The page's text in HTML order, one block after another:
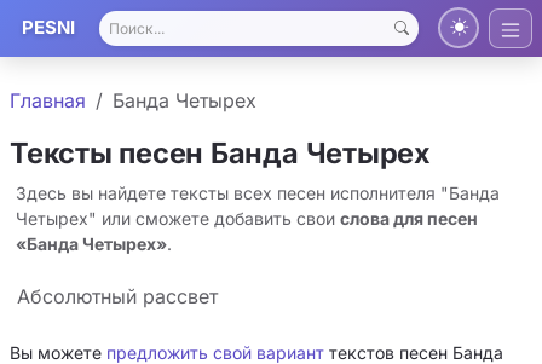
PESNI
Главная Банда Четырех
Тексты песен Банда Четырех
Здесь вы найдете тексты всех песен исполнителя "Банда
Четырех" или сможете добавить свои слова для песен
«Банда Четырех».
Абсолютный рассвет
Вы можете предложить свой вариант текстов песен Банда